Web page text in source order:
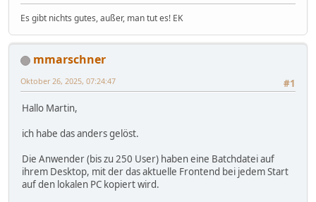
Es gibt nichts gutes, außer, man tut es! EK
mmarschner
#1
Oktober 26, 2025, 07:24:47
Hallo Martin,
ich habe das anders gelöst.
Die Anwender (bis zu 250 User) haben eine Batchdatei auf
ihrem Desktop, mit der das aktuelle Frontend bei jedem Start
auf den lokalen PC kopiert wird.